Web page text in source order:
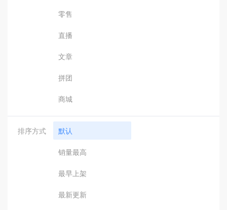
零售
直播
文章
拼团
商城
排序方式 默认
销量最高
最早上架
最新更新